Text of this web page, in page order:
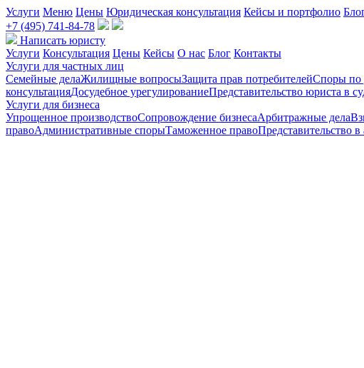
Услуги Меню Цены Юридическая консультация Кейсы и портфолио
+7 (495) 741-84-78
Написать юристу
Услуги Консультация Цены Кейсы О нас Блог Контакты
Услуги для частных лиц
Семейные делаЖилищные вопросыЗащита прав потребителейСпоры
консультацияДосудебное урегулированиеПредставительство юриста в
Услуги для бизнеса
Упрощенное производствоСопровождение бизнесаАрбитражные дела
правоАдминистративные спорыТаможенное правоПредставительство